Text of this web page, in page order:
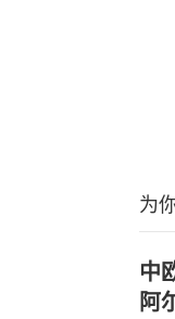
为
中
阿